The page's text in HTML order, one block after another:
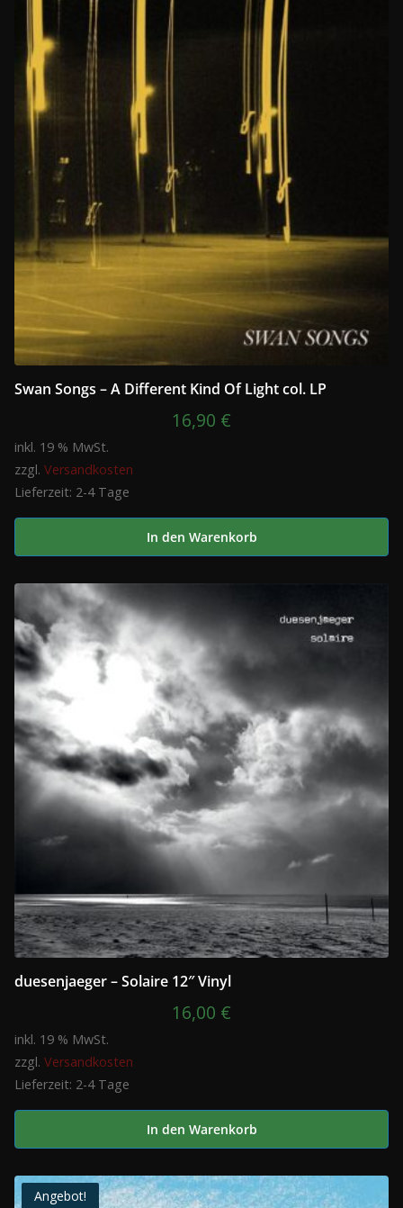
Swan Songs – A Different Kind Of Light col. LP
16,90 €
inkl. 19 % MwSt.
zzgl. Versandkosten
Lieferzeit: 2-4 Tage
In den Warenkorb
duesenjaeger – Solaire 12″ Vinyl
16,00 €
inkl. 19 % MwSt.
zzgl. Versandkosten
Lieferzeit: 2-4 Tage
In den Warenkorb
Angebot!